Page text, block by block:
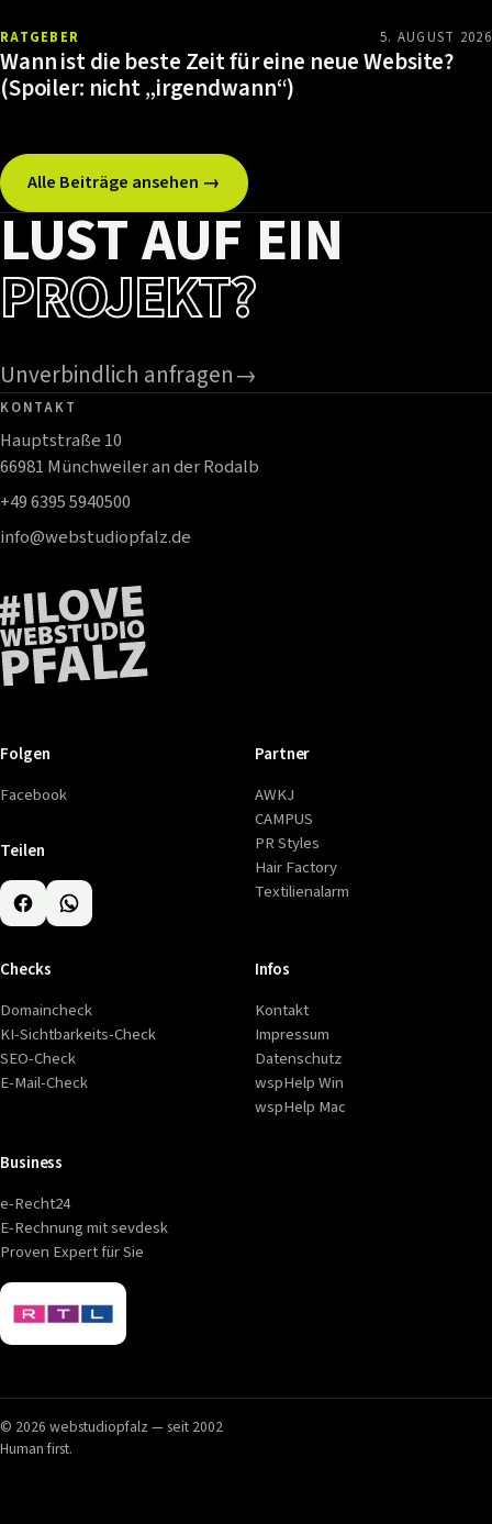
RATGEBER 5. AUGUST 2026
Wann ist die beste Zeit für eine neue Website?
(Spoiler: nicht „irgendwann“)
Alle Beiträge ansehen →
LUST AUF EIN
PROJEKT?
Unverbindlich anfragen→
KONTAKT
Hauptstraße 10
66981 Münchweiler an der Rodalb
+49 6395 5940500
info@webstudiopfalz.de
Folgen
Facebook
Teilen
Partner
AWKJ
CAMPUS
PR Styles
Hair Factory
Textilienalarm
Checks
Domaincheck
KI-Sichtbarkeits-Check
SEO-Check
E-Mail-Check
Infos
Kontakt
Impressum
Datenschutz
wspHelp Win
wspHelp Mac
Business
e-Recht24
E-Rechnung mit sevdesk
Proven Expert für Sie
© 2026 webstudiopfalz — seit 2002
Human first.